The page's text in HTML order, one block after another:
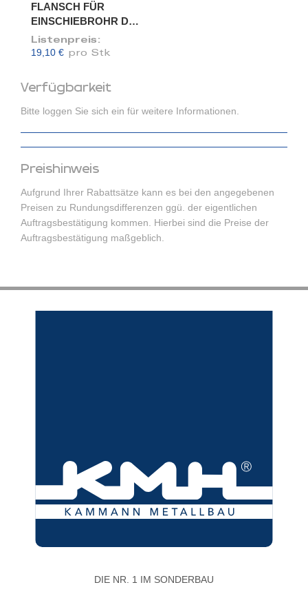
Verfügbarkeit
Bitte loggen Sie sich ein für weitere Informationen.
Preishinweis
Aufgrund Ihrer Rabattsätze kann es bei den angegebenen
Preisen zu Rundungsdifferenzen ggü. der eigentlichen
Auftragsbestätigung kommen. Hierbei sind die Preise der
Auftragsbestätigung maßgeblich.
FLANSCH FÜR
EINSCHIEBROHR DN
100/98
Listenpreis:
19,10 € pro Stk
DIE NR. 1 IM SONDERBAU